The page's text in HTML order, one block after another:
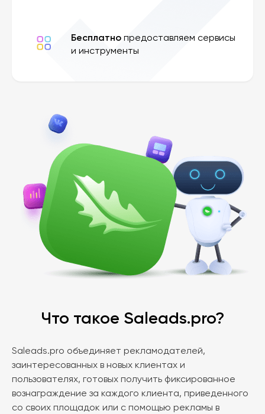
Бесплатно предоставляем сервисы
и инструменты
Что такое Saleads.pro?
Saleads.pro объединяет рекламодателей,
заинтересованных в новых клиентах и
пользователях, готовых получить фиксированное
вознаграждение за каждого клиента, приведенного
со своих площадок или с помощью рекламы в